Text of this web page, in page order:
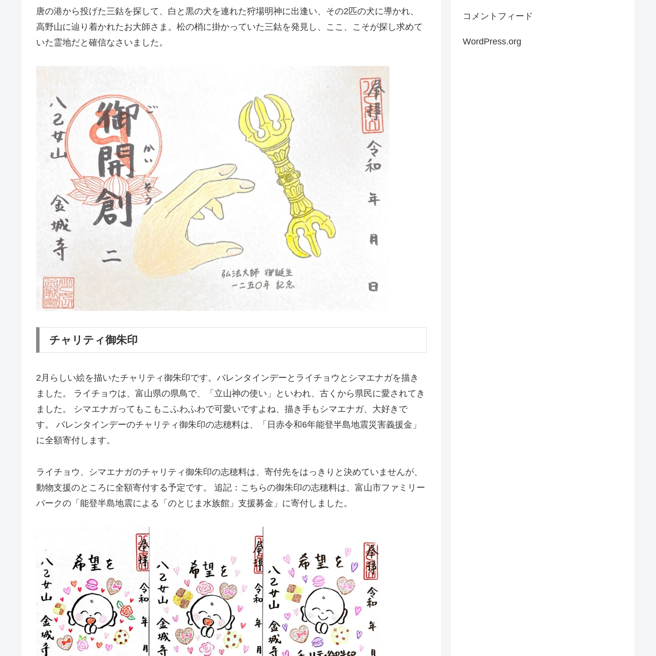
唐の港から投げた三鈷を探して、白と黒の犬を連れた狩場明神に出逢い、その2匹の犬に導かれ、
高野山に辿り着かれたお大師さま。松の梢に掛かっていた三鈷を発見し、ここ、こそが探し求めて
いた霊地だと確信なさいました。
チャリティ御朱印
2月らしい絵を描いたチャリティ御朱印です。バレンタインデーとライチョウとシマエナガを描き
ました。 ライチョウは、富山県の県鳥で、「立山神の使い」といわれ、古くから県民に愛されてき
ました。 シマエナガってもこもこふわふわで可愛いですよね、描き手もシマエナガ、大好きで
す。 バレンタインデーのチャリティ御朱印の志穂料は、「日赤令和6年能登半島地震災害義援金」
に全額寄付します。
ライチョウ、シマエナガのチャリティ御朱印の志穂料は、寄付先をはっきりと決めていませんが、
動物支援のところに全額寄付する予定です。 追記：こちらの御朱印の志穂料は、富山市ファミリー
パークの「能登半島地震による「のとじま水族館」支援募金」に寄付しました。
コメントフィード
WordPress.org